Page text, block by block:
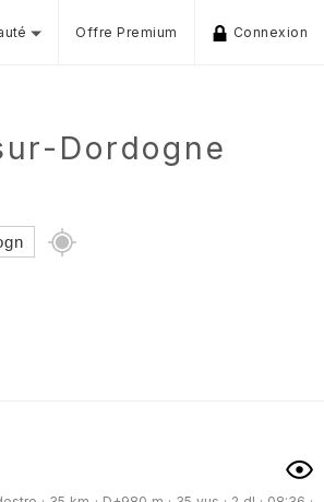
Offre Premium Connexion
Dordogne